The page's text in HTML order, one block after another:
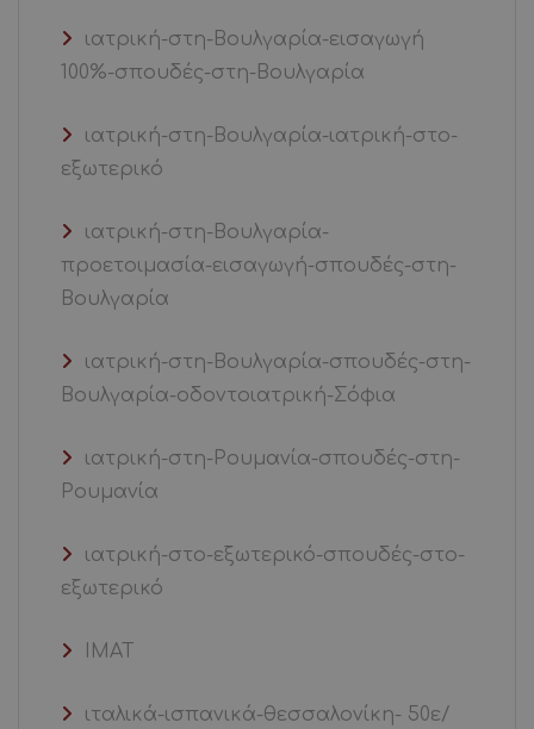
ιατρική-στη-Βουλγαρία-εισαγωγή
100%-σπουδές-στη-Βουλγαρία
ιατρική-στη-Βουλγαρία-ιατρική-στο-
εξωτερικό
ιατρική-στη-Βουλγαρία-
προετοιμασία-εισαγωγή-σπουδές-στη-
Βουλγαρία
ιατρική-στη-Βουλγαρία-σπουδές-στη-
Βουλγαρία-οδοντοιατρική-Σόφια
ιατρική-στη-Ρουμανία-σπουδές-στη-
Ρουμανία
ιατρική-στο-εξωτερικό-σπουδές-στο-
εξωτερικό
ΙΜΑΤ
ιταλικά-ισπανικά-θεσσαλονίκη- 50ε/